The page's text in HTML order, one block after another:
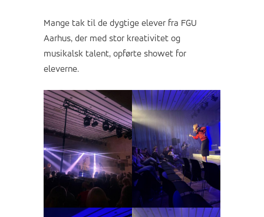
Mange tak til de dygtige elever fra FGU
Aarhus, der med stor kreativitet og
musikalsk talent, opførte showet for
eleverne.